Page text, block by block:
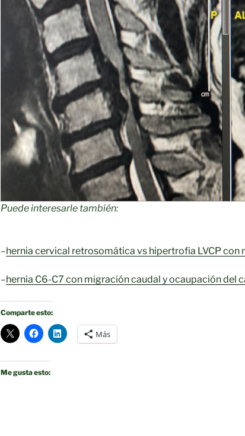
Puede interesarle también:
–hernia cervical retrosomática vs hipertrofia LVCP con
–hernia C6-C7 con migración caudal y ocaupación del
Comparte esto:
Más
Me gusta esto: